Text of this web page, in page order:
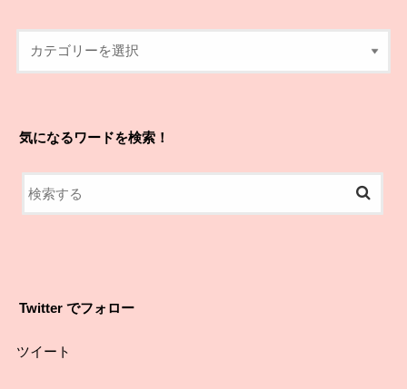
気になるワードを検索！
Twitter でフォロー
ツイート